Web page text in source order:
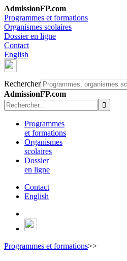
AdmissionFP.com
Programmes et formations
Organismes scolaires
Dossier en ligne
Contact
English
Rechercher
AdmissionFP.com
Programmes
et formations
Organismes
scolaires
Dossier
en ligne
Contact
English
Programmes et formations>>